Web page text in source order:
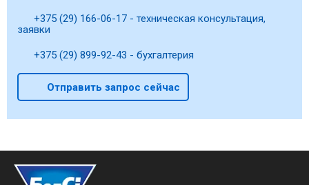
+375 (29) 166-06-17 - техническая консультация,
заявки
+375 (29) 899-92-43 - бухгалтерия
Отправить запрос сейчас